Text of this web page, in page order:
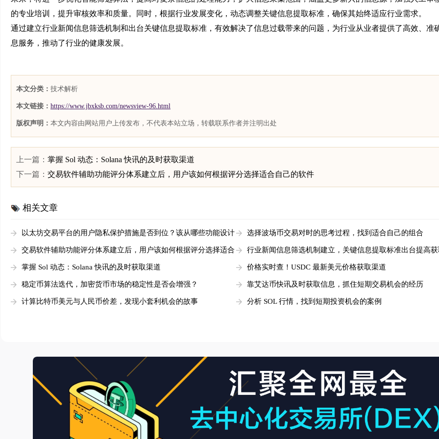
的专业培训，提升审核效率和质量。同时，根据行业发展变化，动态调整关键信息提取标准，确保其始终适应行业需求。
通过建立行业新闻信息筛选机制和出台关键信息提取标准，有效解决了信息过载带来的问题，为行业从业者提供了高效、准
息服务，推动了行业的健康发展。
本文分类： 技术解析
本文链接： https://www.jbxksb.com/newsview-96.html
版权声明： 本文内容由网站用户上传发布，不代表本站立场，转载联系作者并注明出处
上一篇： 掌握 Sol 动态：Solana 快讯的及时获取渠道
下一篇： 交易软件辅助功能评分体系建立后，用户该如何根据评分选择适合自己的软件
相关文章
以太坊交易平台的用户隐私保护措施是否到位？该从哪些功能设计
判断？
选择波场币交易对时的思考过程，找到适合自己的组合
交易软件辅助功能评分体系建立后，用户该如何根据评分选择适合
自己的软件
行业新闻信息筛选机制建立，关键信息提取标准出台提高
掌握 Sol 动态：Solana 快讯的及时获取渠道 价格实时查！USDC 最新美元价格获取渠道
稳定币算法迭代，加密货币市场的稳定性是否会增强？ 靠艾达币快讯及时获取信息，抓住短期交易机会的经历
计算比特币美元与人民币价差，发现小套利机会的故事 分析 SOL 行情，找到短期投资机会的案例